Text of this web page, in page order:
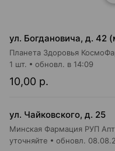
ул. Богдановича, д. 42
10,00 р.
1 шт. обновл. в 14:09
ул. Чайковского, д. 25
Минская Фармация РУП
уточняйте обновл.